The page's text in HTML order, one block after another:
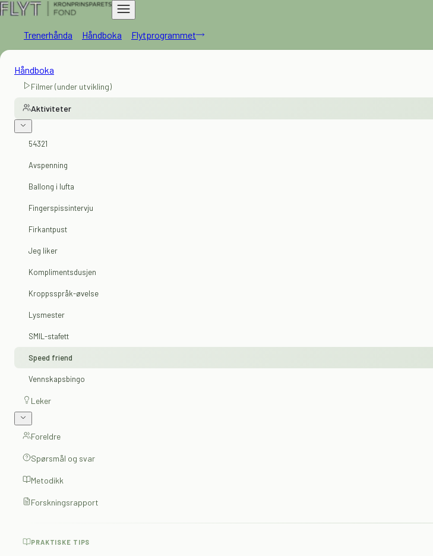
Trenerhånda Håndboka Flytprogrammet
Håndboka
Filmer (under utvikling)
Aktiviteter
54321
Avspenning
Ballong i lufta
Fingerspissintervju
Firkantpust
Jeg liker
Komplimentsdusjen
Kroppsspråk-øvelse
Lysmester
SMIL-stafett
Speed friend
Vennskapsbingo
Leker
Foreldre
Spørsmål og svar
Metodikk
Forskningsrapport
PRAKTISKE TIPS